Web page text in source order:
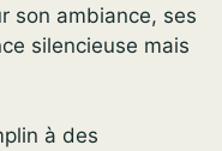
son ambiance, ses
silencieuse mais
à des